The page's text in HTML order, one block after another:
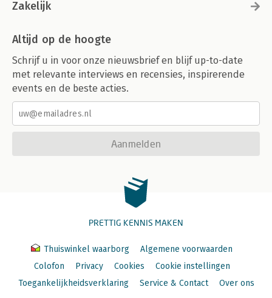
Zakelijk
Altijd op de hoogte
Schrijf u in voor onze nieuwsbrief en blijf up-to-date
met relevante interviews en recensies, inspirerende
events en de beste acties.
Aanmelden
PRETTIG KENNIS MAKEN
Thuiswinkel waarborg
Algemene voorwaarden
Colofon
Privacy Cookies
Cookie instellingen
Toegankelijkheidsverklaring
Service & Contact Over ons